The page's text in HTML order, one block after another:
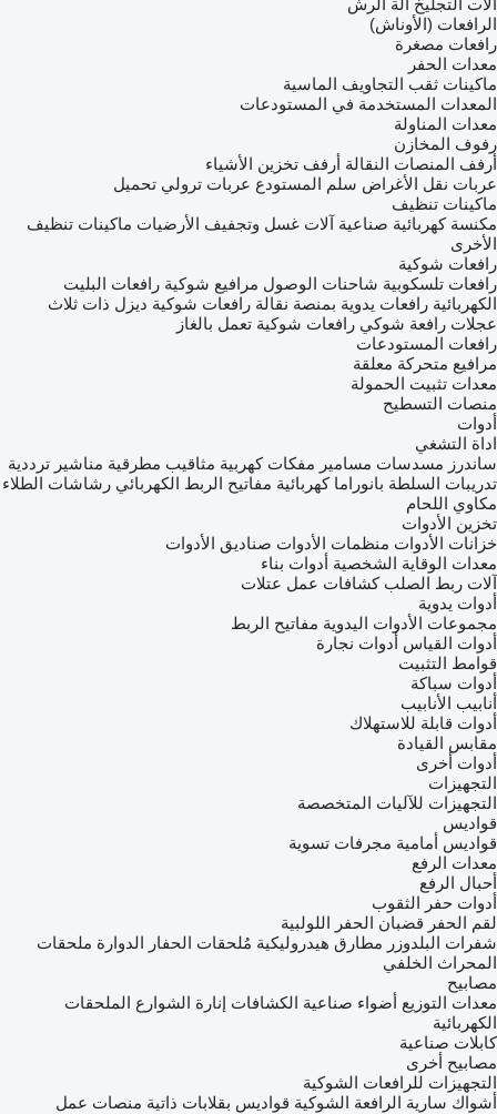
آلات التجليخ آلة الرش
الرافعات (الأوناش)
رافعات مصغرة
معدات الحفر
ماكينات ثقب التجاويف الماسية
المعدات المستخدمة في المستودعات
معدات المناولة
رفوف المخازن
أرفف المنصات النقالة أرفف تخزين الأشياء
عربات نقل الأغراض سلم المستودع عربات ترولي تحميل
ماكينات تنظيف
مكنسة كهربائية صناعية آلات غسل وتجفيف الأرضيات ماكينات تنظيف
الأخرى
رافعات شوكية
رافعات تلسكوبية شاحنات الوصول مرافيع شوكية رافعات البليت
الكهربائية رافعات يدوية بمنصة نقالة رافعات شوكية ديزل ذات ثلاث
عجلات رافعة شوكي رافعات شوكية تعمل بالغاز
رافعات المستودعات
مرافيع متحركة معلقة
معدات تثبيت الحمولة
منصات التسطيح
أدوات
اداة التشغي
ساندرز مسدسات مسامير مفكات كهربية مثاقيب مطرقية مناشير ترددية
تدريبات السلطة بانوراما كهربائية مفاتيح الربط الكهربائي رشاشات الطلاء
مكاوي اللحام
تخزين الأدوات
خزانات الأدوات منظمات الأدوات صناديق الأدوات
معدات الوقاية الشخصية أدوات بناء
آلات ربط الصلب كشافات عمل عتلات
أدوات يدوية
مجموعات الأدوات اليدوية مفاتيح الربط
أدوات القياس أدوات نجارة
قوامط التثبيت
أدوات سباكة
أنابيب الأنابيب
أدوات قابلة للاستهلاك
مقابس القيادة
أدوات أخرى
التجهيزات
التجهيزات للآليات المتخصصة
قواديس
قواديس أمامية مجرفات تسوية
معدات الرفع
أحبال الرفع
أدوات حفر الثقوب
لقم الحفر قضبان الحفر اللولبية
شفرات البلدوزر مطارق هيدروليكية مُلحقات الحفار الدوارة ملحقات
المحراث الخلفي
مصابيح
معدات التوزيع أضواء صناعية الكشافات إنارة الشوارع الملحقات
الكهربائية
كابلات صناعية
مصابيح أخرى
التجهيزات للرافعات الشوكية
أشواك سارية الرافعة الشوكية قواديس بقلابات ذاتية منصات عمل